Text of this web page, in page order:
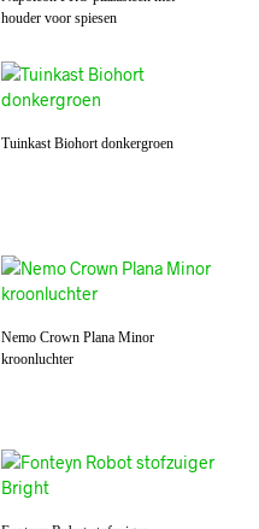
houder voor spiesen
Tuinkast Biohort donkergroen
Nemo Crown Plana Minor
kroonluchter